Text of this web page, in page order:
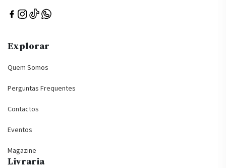
Explorar
Quem Somos
Perguntas Frequentes
Contactos
Eventos
Magazine
Livraria